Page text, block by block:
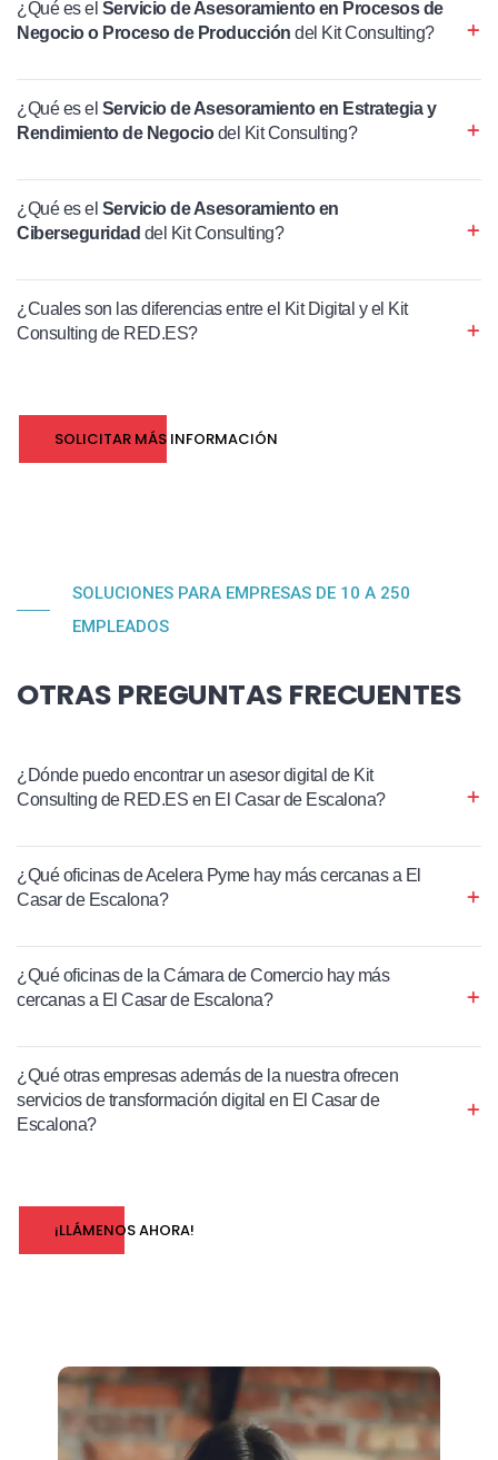
¿Qué es el Servicio de Asesoramiento en Procesos de
Negocio o Proceso de Producción del Kit Consulting?
¿Qué es el Servicio de Asesoramiento en Estrategia y
Rendimiento de Negociodel Kit Consulting?
¿Qué es el Servicio de Asesoramiento en
Ciberseguridad del Kit Consulting?
¿Cuales son las diferencias entre el Kit Digital y el Kit
Consulting de RED.ES?
SOLICITAR MÁS INFORMACIÓN
SOLUCIONES PARA EMPRESAS DE 10 A 250
EMPLEADOS
OTRAS PREGUNTAS FRECUENTES
¿Dónde puedo encontrar un asesor digital de Kit
Consulting de RED.ES en El Casar de Escalona?
¿Qué oficinas de Acelera Pyme hay más cercanas a El
Casar de Escalona?
¿Qué oficinas de la Cámara de Comercio hay más
cercanas a El Casar de Escalona?
¿Qué otras empresas además de la nuestra ofrecen
servicios de transformación digital en El Casar de
Escalona?
¡LLÁMENOS AHORA!